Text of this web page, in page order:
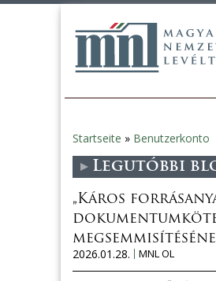
Sie
sind
hier
Startseite » Benutzerkonto
Legutóbbi
„Káros
2026.01.28.
MNL OL